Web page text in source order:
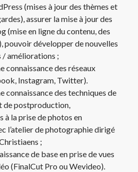
(mises à jour des thèmes et
assurer la mise à jour des
(mise en ligne du contenu, des
pouvoir développer de nouvelles
améliorations ;
connaissance des réseaux
Instagram, Twitter).
connaissance des techniques de
de postproduction,
à la prise de photos en
l’atelier de photographie dirigé
;
de base en prise de vues
(FinalCut Pro ou Wevideo).